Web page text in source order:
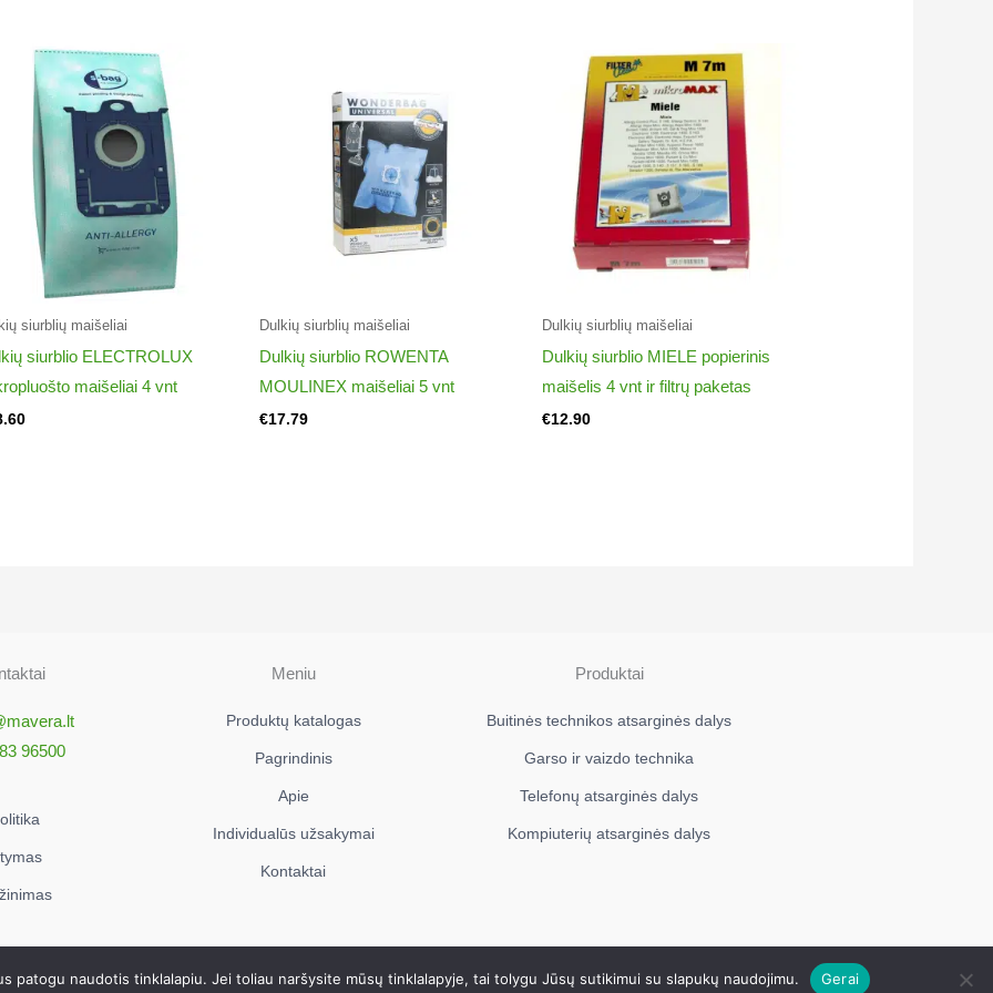
siurblių maišeliai
siurblio ELECTROLUX
maišeliai 4 vnt
Dulkių siurblių maišeliai
Dulkių siurblio ROWENTA
MOULINEX maišeliai 5 vnt
€17.79
Dulkių siurblių maišeliai
Dulkių siurblio MIELE popierinis
maišelis 4 vnt ir filtrų paketas
€12.90
96500
Meniu
Produktų katalogas
Pagrindinis
Apie
Individualūs užsakymai
Kontaktai
Produktai
Buitinės technikos atsarginės dalys
Garso ir vaizdo technika
Telefonų atsarginės dalys
Kompiuterių atsarginės dalys
patogu naudotis tinklalapiu. Jei toliau naršysite mūsų tinklalapyje, tai tolygu Jūsų sutikimui su slapukų naudojimu. Gerai